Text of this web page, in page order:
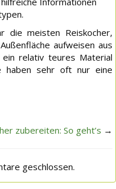
die meisten Reiskocher,
aufweisen aus
ein relativ teures Material
haben sehr oft nur eine
zubereiten: So geht’s →
geschlossen.